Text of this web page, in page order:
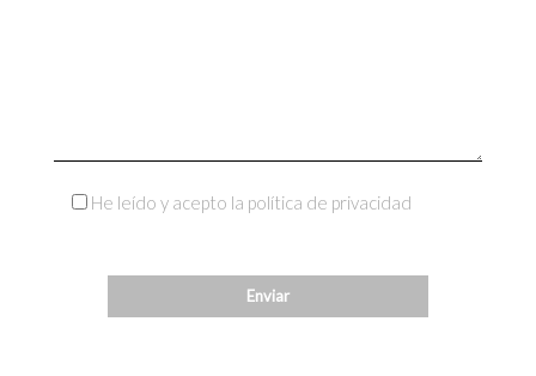
He leído y acepto la política de privacidad